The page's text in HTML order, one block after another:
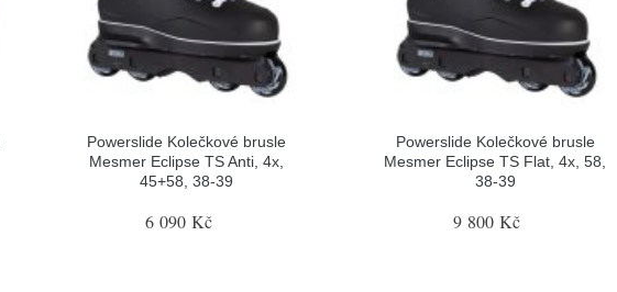
Powerslide Kolečkové brusle
Mesmer Eclipse TS Anti, 4x,
45+58, 38-39
6 090 Kč
Powerslide Kolečkové brusle
Mesmer Eclipse TS Flat, 4x, 58,
38-39
9 800 Kč